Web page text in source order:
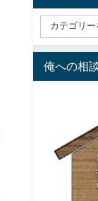
俺への相